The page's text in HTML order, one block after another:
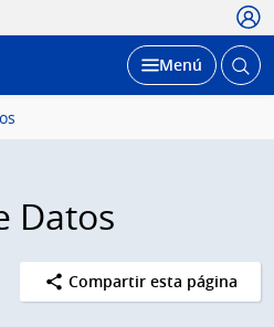
Desplegar
Menú Abrir
Datos
Compartir esta página